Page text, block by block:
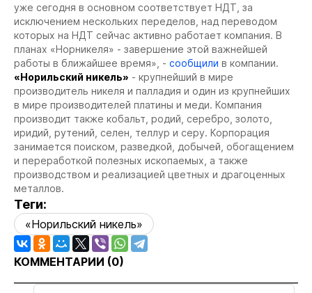
уже сегодня в основном соответствует НДТ, за
исключением нескольких переделов, над переводом
которых на НДТ сейчас активно работает компания. В
планах «Норникеля» - завершение этой важнейшей
работы в ближайшее время», - сообщили в компании.
«Норильский никель» - крупнейший в мире
производитель никеля и палладия и один из крупнейших
в мире производителей платины и меди. Компания
производит также кобальт, родий, серебро, золото,
иридий, рутений, селен, теллур и серу. Корпорация
занимается поиском, разведкой, добычей, обогащением
и переработкой полезных ископаемых, а также
производством и реализацией цветных и драгоценных
металлов.
Теги:
«Норильский никель»
КОММЕНТАРИИ (0)